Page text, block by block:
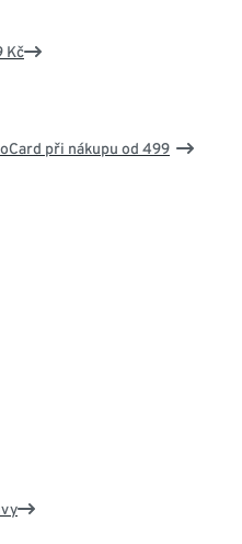
Kč
při nákupu od 499